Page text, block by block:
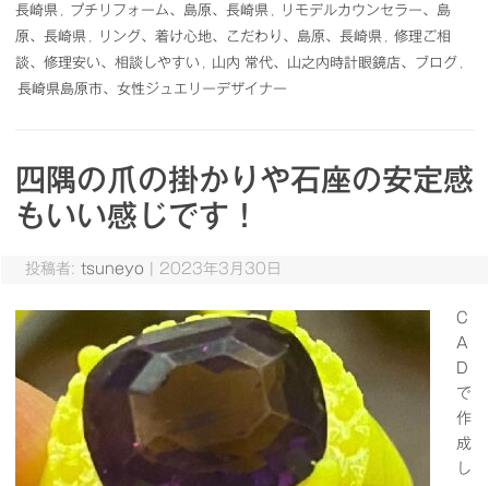
長崎県
プチリフォーム、島原、長崎県
リモデルカウンセラー、島
原、長崎県
リング、着け心地、こだわり、島原、長崎県
修理ご相
談、修理安い、相談しやすい
山内 常代、山之内時計眼鏡店、ブログ
長崎県島原市、女性ジュエリーデザイナー
四隅の爪の掛かりや石座の安定感
もいい感じです！
投稿者: tsuneyo 2023年3月30日
C
A
D
で
作
成
し